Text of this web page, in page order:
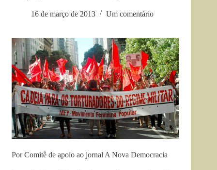
16 de março de 2013 Um comentário
Por Comitê de apoio ao jornal A Nova Democracia